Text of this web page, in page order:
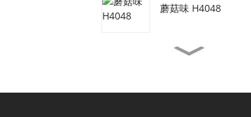
蘑菇味 H4048